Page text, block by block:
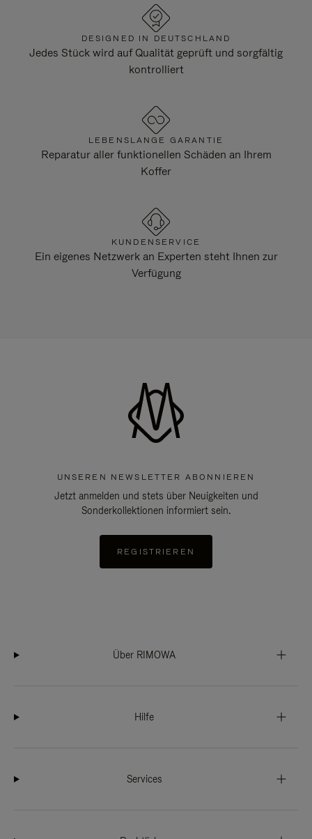
DESIGNED IN DEUTSCHLAND
Jedes Stück wird auf Qualität geprüft und sorgfältig
kontrolliert
LEBENSLANGE GARANTIE
Reparatur aller funktionellen Schäden an Ihrem
Koffer
KUNDENSERVICE
Ein eigenes Netzwerk an Experten steht Ihnen zur
Verfügung
UNSEREN NEWSLETTER ABONNIEREN
Jetzt anmelden und stets über Neuigkeiten und
Sonderkollektionen informiert sein.
REGISTRIEREN
Über RIMOWA
Hilfe
Services